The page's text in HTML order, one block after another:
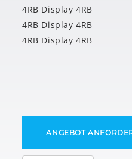
4RB Display 4RB
4RB Display 4RB
4RB Display 4RB
ANGEBOT